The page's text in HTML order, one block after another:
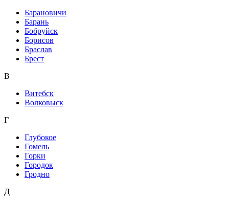
Барановичи
Барань
Бобруйск
Борисов
Браслав
Брест
В
Витебск
Волковыск
Г
Глубокое
Гомель
Горки
Городок
Гродно
Д